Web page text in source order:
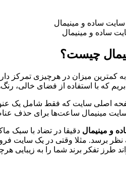
ساده و مینیمال
چیست؟
کمترین میزان در هرچیزی تمرکز
که با استفاده از فضای خالی،
مینیمال ساعت‌ها برای حذف
و مینیمال دقیقا در تضاد با سبک
نظر برسد. مثلا وقتی در یک سایت
طرز تفکر برند شما را به زیبایی